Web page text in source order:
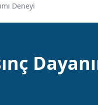
Deneyi